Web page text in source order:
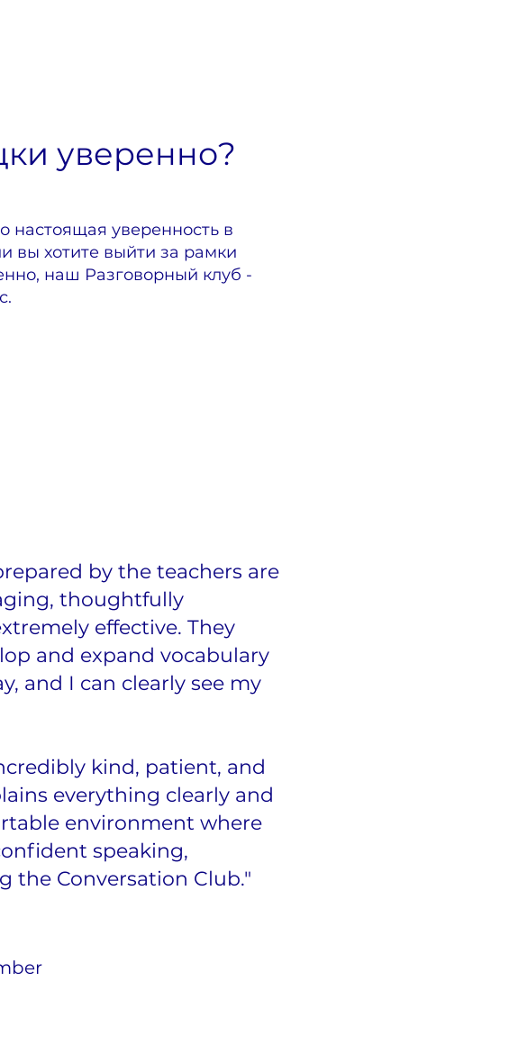
уверенно?
настоящая уверенность в
вы хотите выйти за рамки
наш Разговорный клуб -
by the teachers are
thoughtfully
effective. They
and expand vocabulary
and I can clearly see my
kind, patient, and
everything clearly and
environment where
speaking,
the Conversation Club."